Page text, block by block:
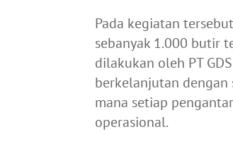
Pada kegiatan
sebanyak 1.000 butir
dilakukan oleh PT
berkelanjutan dengan
mana setiap
operasional.